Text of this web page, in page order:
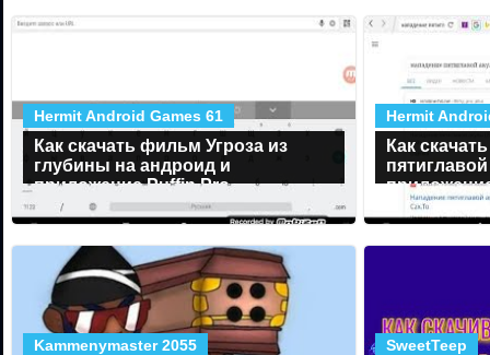
Hermit Android Games 61
Как скачать фильм Угроза из
глубины на андроид и
приложение Puffin Pro
Hermit
Как
Kammenymaster 2055 SweetTeep